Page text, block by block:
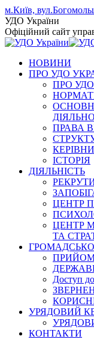
Skip
to
content
м.Київ,
Facebook
page
opens
new
window
YouTube
page
opens
new
window
Instagram
page
opens
new
window
УДО України
Офіційний сайт
НОВИНИ
ПРО УДО
ПРО
ПРАВА
ІСТОРІЯ
ДІЯЛЬНІСТЬ
ЦЕНТР
ЦЕНТР
ТА
Доступ
УРЯДОВИЙ
КОНТАКТИ